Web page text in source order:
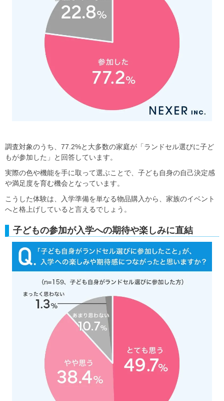
調査対象のうち、77.2%と大多数の家庭が「ランドセル選びに子ど
もが参加した」と回答しています。
実際の色や機能を手に取って選ぶことで、子ども自身の自己決定感
や満足度を育む機会となっています。
こうした体験は、入学準備を単なる物品購入から、家族のイベント
へと格上げしていると言えるでしょう。
子どもの参加が入学への期待や楽しみに直結